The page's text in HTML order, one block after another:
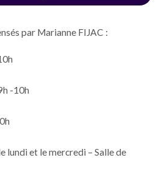
par Marianne FIJAC :
-10h
lundi et le mercredi – Salle de